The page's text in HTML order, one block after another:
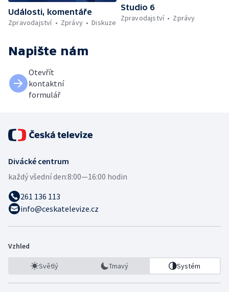
Události, komentáře
Zpravodajství
Zprávy Diskuze
Studio 6
Zpravodajství
Zprávy
Napište nám
Otevřít
kontaktní
formulář
Divácké centrum
každý všední den:8:00—16:00 hodin
261 136 113
info@ceskatelevize.cz
Vzhled
Světlý Tmavý Systém